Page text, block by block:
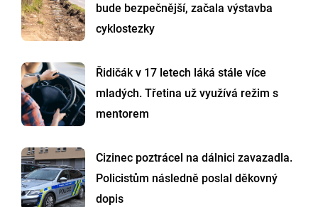
bude bezpečnější, začala výstavba
cyklostezky
Řidičák v 17 letech láká stále více
mladých. Třetina už využívá režim s
mentorem
Cizinec poztrácel na dálnici zavazadla.
Policistům následně poslal děkovný
dopis